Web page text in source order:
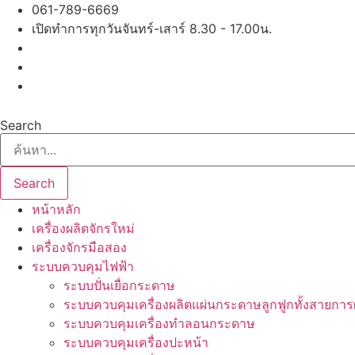
Skip
content
061-789-6669
เปิดทำการทุกวันจันทร์-เสาร์ 8.30 - 17.00น.
Search
Search
หน้าหลัก
เครื่องผลิตจักรใหม่
เครื่องจักรมือสอง
ระบบควบคุมไฟฟ้า
ระบบปั่นเยื่อกระดาษ
ระบบควบคุมเครื่องผลิตแผ่นกระดาษลูกฟูกทั้งสายกา
ระบบควบคุมเครื่องทำลอนกระดาษ
ระบบควบคุมเครื่องปะหน้า